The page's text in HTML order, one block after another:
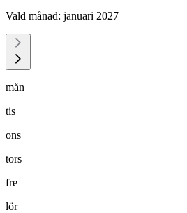
Vald månad: januari 2027
mån
tis
ons
tors
fre
lör